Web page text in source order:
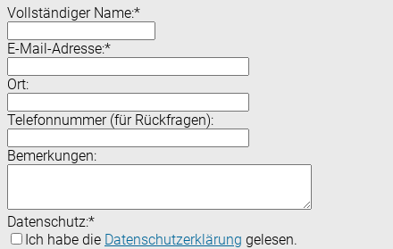
Vollständiger Name:*
E-Mail-Adresse:*
Ort:
Telefonnummer (für Rückfragen):
Bemerkungen:
Datenschutz:*
Ich habe die Datenschutzerklärung gelesen.